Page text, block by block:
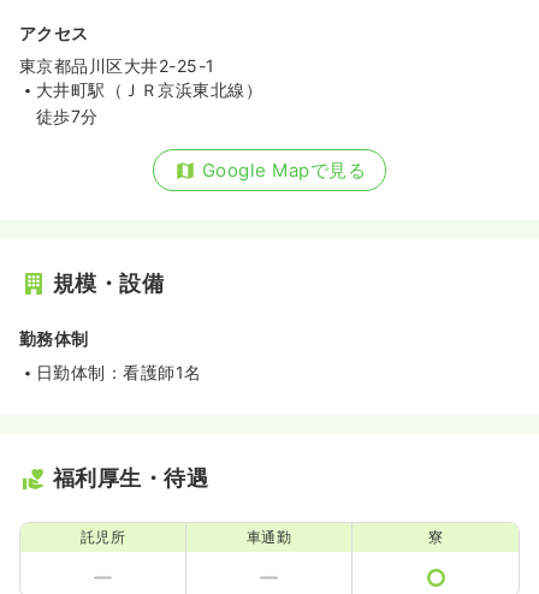
アクセス
東京都品川区大井2-25-1
大井町駅（ＪＲ京浜東北線）
徒歩7分
Google Mapで見る
規模・設備
勤務体制
日勤体制：看護師1名
福利厚生・待遇
託児所 車通勤 寮